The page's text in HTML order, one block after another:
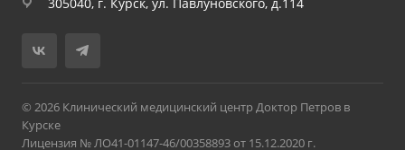
© 2026 Клинический медицинский центр Доктор Петров в
Курске
Лицензия № ЛО41-01147-46/00358893 от 15.12.2020 г.